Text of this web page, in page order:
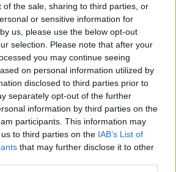
of the sale, sharing to third parties, or
or sensitive information for
us, please use the below opt-out
selection. Please note that after your
you may continue seeing
on personal information utilized by
disclosed to third parties prior to
separately opt-out of the further
information by third parties on the
participants. This information may
to third parties on the IAB’s List of
that may further disclose it to other
Επόμενη
Espresso